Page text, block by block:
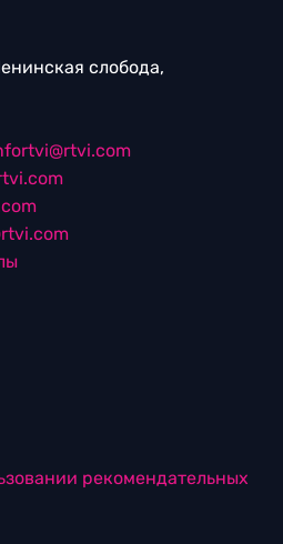
слобода,
рекомендательных